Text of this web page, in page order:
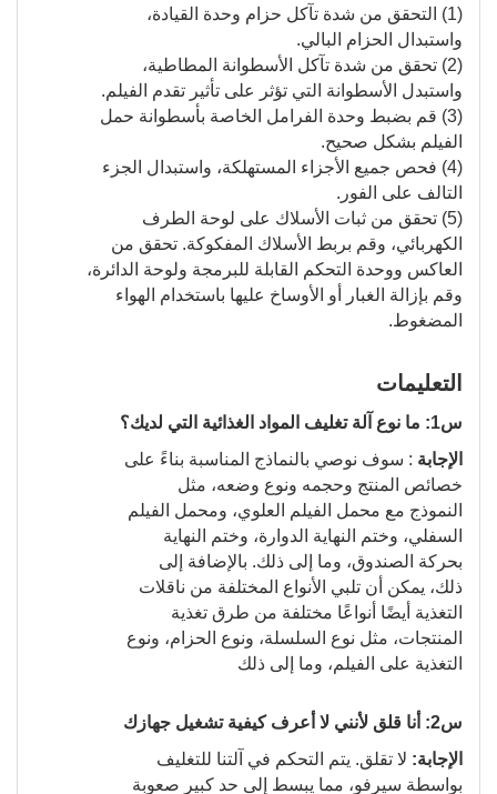
(1) التحقق من شدة تآكل حزام وحدة القيادة،
واستبدال الحزام البالي.
(2) تحقق من شدة تآكل الأسطوانة المطاطية،
واستبدل الأسطوانة التي تؤثر على تأثير تقدم الفيلم.
(3) قم بضبط وحدة الفرامل الخاصة بأسطوانة حمل
الفيلم بشكل صحيح.
(4) فحص جميع الأجزاء المستهلكة، واستبدال الجزء
التالف على الفور.
(5) تحقق من ثبات الأسلاك على لوحة الطرف
الكهربائي، وقم بربط الأسلاك المفكوكة. تحقق من
العاكس ووحدة التحكم القابلة للبرمجة ولوحة الدائرة،
وقم بإزالة الغبار أو الأوساخ عليها باستخدام الهواء
المضغوط.
التعليمات
س1: ما نوع آلة تغليف المواد الغذائية التي لديك؟
الإجابة : سوف نوصي بالنماذج المناسبة بناءً على
خصائص المنتج وحجمه ونوع وضعه، مثل
النموذج مع محمل الفيلم العلوي، ومحمل الفيلم
السفلي، وختم النهاية الدوارة، وختم النهاية
بحركة الصندوق، وما إلى ذلك. بالإضافة إلى
ذلك، يمكن أن تلبي الأنواع المختلفة من ناقلات
التغذية أيضًا أنواعًا مختلفة من طرق تغذية
المنتجات، مثل نوع السلسلة، ونوع الحزام، ونوع
التغذية على الفيلم، وما إلى ذلك
س2:
أنا قلق لأنني لا أعرف كيفية تشغيل جهازك
الإجابة: لا تقلق. يتم التحكم في آلتنا للتغليف
بواسطة سيرفو، مما يبسط إلى حد كبير صعوبة